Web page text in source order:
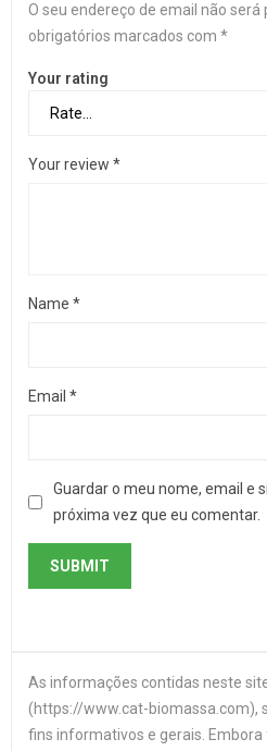
O seu endereço de email não será
obrigatórios marcados com *
Your rating
Your review *
Name *
Email *
Guardar o meu nome, email e
próxima vez que eu comentar.
As informações contidas neste
(https://www.cat-biomassa.com),
fins informativos e gerais.